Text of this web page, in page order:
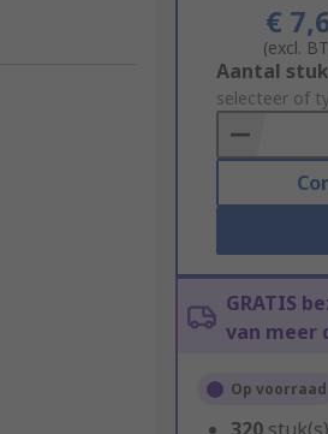
€
(excl.
Add
to
Basket
Aantal
selecteer of
GRATIS
van meer
Op voorraad